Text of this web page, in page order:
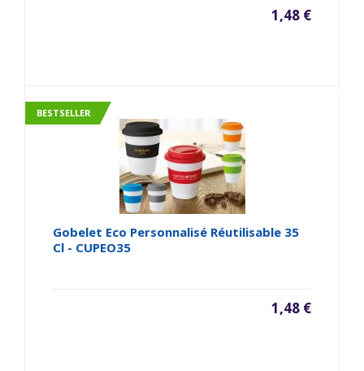
1,48 €
BESTSELLER
Gobelet Eco Personnalisé Réutilisable 35
Cl - CUPEO35
1,48 €